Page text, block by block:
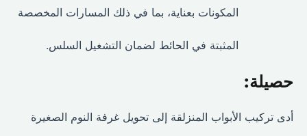
المكونات بعناية، بما في ذلك المسارات المخصصة
المثبتة في الحائط لضمان التشغيل السلس.
حصيلة:
أدى تركيب الأبواب المنزلقة إلى تحويل غرفة النوم الصغيرة